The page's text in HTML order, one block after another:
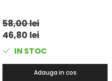
58,00 lei
46,80 lei
IN STOC
Adauga in cos